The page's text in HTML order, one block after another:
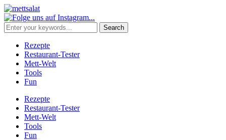
Rezepte
Restaurant-Tester
Mett-Welt
Tools
Fun
Rezepte
Restaurant-Tester
Mett-Welt
Tools
Fun